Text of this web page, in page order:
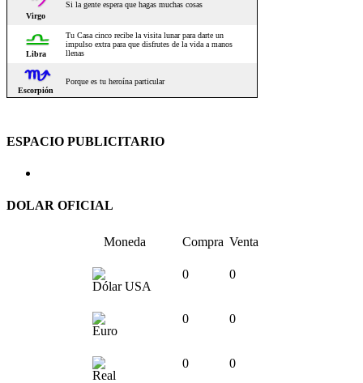
ESPACIO PUBLICITARIO
DOLAR OFICIAL
Moneda Compra Venta
Dólar USA
0 0
Euro
0 0
Real
0 0